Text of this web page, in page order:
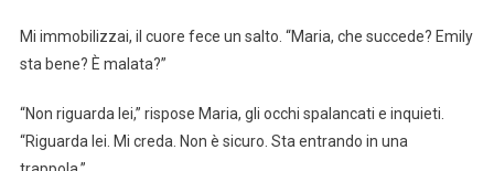
Mi immobilizzai, il cuore fece un salto. “Maria, che succede? Emily
sta bene? È malata?”
“Non riguarda lei,” rispose Maria, gli occhi spalancati e inquieti.
“Riguarda lei. Mi creda. Non è sicuro. Sta entrando in una